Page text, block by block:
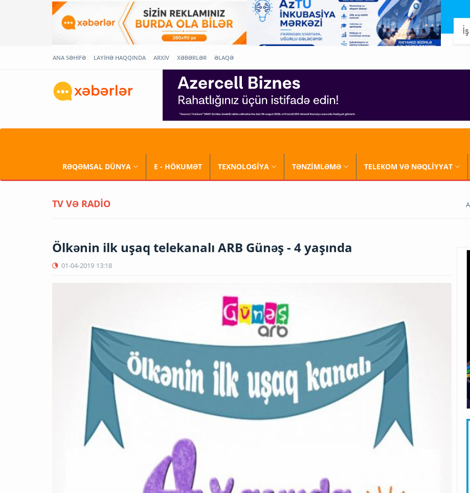
ANA SƏHİFƏ LAYİHƏ HAQQINDA ARXİV XƏBƏRLƏR ƏLAQƏ
RƏQƏMSAL DÜNYA E - HÖKUMƏT TEXNOLOGİYA TƏNZİMLƏMƏ TELEKOM VƏ NƏQLİYYAT
TV VƏ RADİO
Ölkənin ilk uşaq telekanalı ARB Günəş - 4 yaşında
01-04-2019 13:18